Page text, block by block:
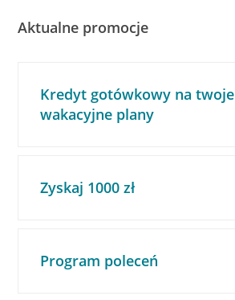
Aktualne promocje
Kredyt gotówkowy na twoje
wakacyjne plany
Zyskaj 1000 zł
Program poleceń